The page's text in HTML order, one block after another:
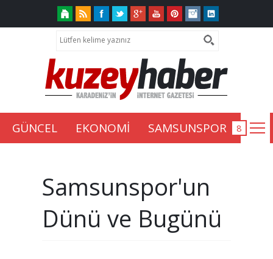
GÜNCEL EKONOMİ SAMSUNSPOR
Samsunspor'un
Dünü ve Bugünü